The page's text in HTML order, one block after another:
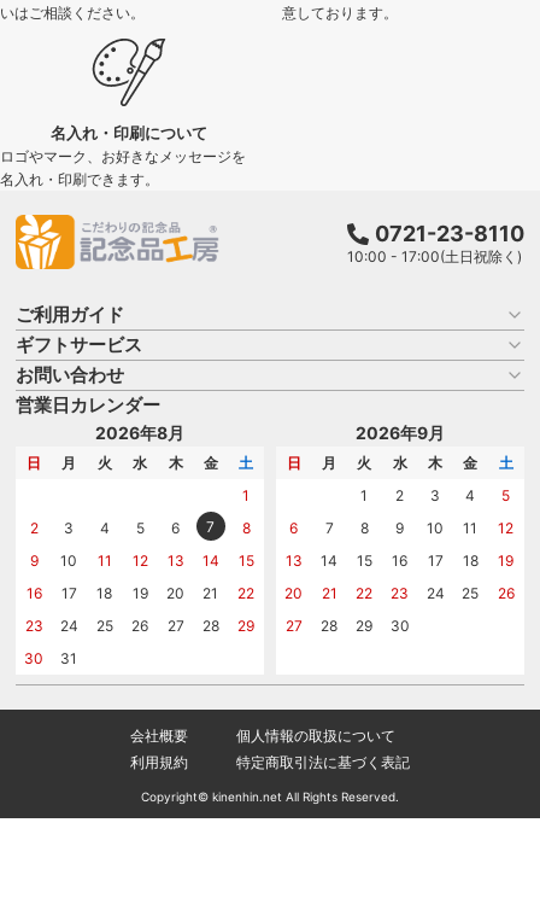
いはご相談ください。
意しております。
名入れ・印刷について
ロゴやマーク、お好きなメッセージを
名入れ・印刷できます。
0721-23-8110
10:00 - 17:00(土日祝除く)
ご利用ガイド
お買い物ガイド
よくある質問
はじめての記念品選び
記念品工房の使い方
ギフトサービス
名入れについて
のし
メッセージカード
お問い合わせ
商品選びを相談する
名入れについて相談する
カタログを請求する
営業日カレンダー
2026年8月
日 月 火 水 木 金
土
1
2
3 4 5 6 7
8
9
10 11 12 13 14
15
16
17 18 19 20 21
22
23
24 25 26 27 28
29
30
31
2026年9月
日 月 火 水 木 金
土
1
2 3 4
5
6
7 8 9 10 11
12
13
14 15 16 17 18
19
20
21 22 23 24 25
26
27
28 29 30
会社概要
個人情報の取扱について
利用規約
特定商取引法に基づく表記
Copyright© kinenhin.net All Rights Reserved.